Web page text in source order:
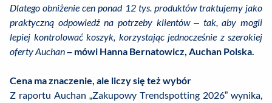
Dlatego obniżenie cen ponad 12 tys. produktów traktujemy jako
praktyczną odpowiedź na potrzeby klientów – tak, aby mogli
lepiej kontrolować koszyk, korzystając jednocześnie z szerokiej
oferty Auchan– mówi Hanna Bernatowicz, Auchan Polska.
Cena ma znaczenie, ale liczy się też wybór
Z raportu Auchan „Zakupowy Trendspotting 2026” wynika,